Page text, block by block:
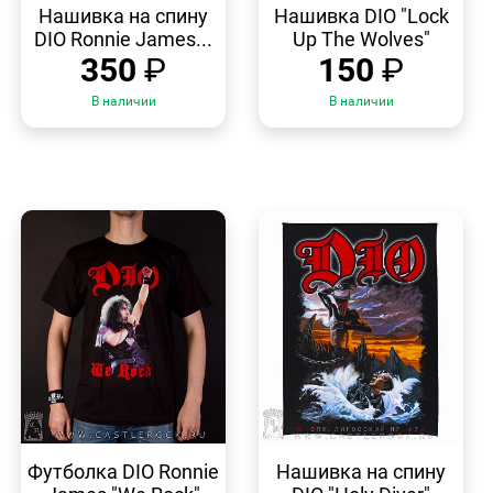
Нашивка на спину
DIO Ronnie James...
350 ₽
В наличии
ПРОСМОТР
Нашивка DIO "Lock
Up The Wolves"
150 ₽
В наличии
ПРОСМОТР
Футболка DIO Ronnie
ПРОСМОТР
Нашивка на спину